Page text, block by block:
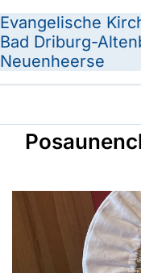
Evangelische
Bad Driburg-
Neuenheerse